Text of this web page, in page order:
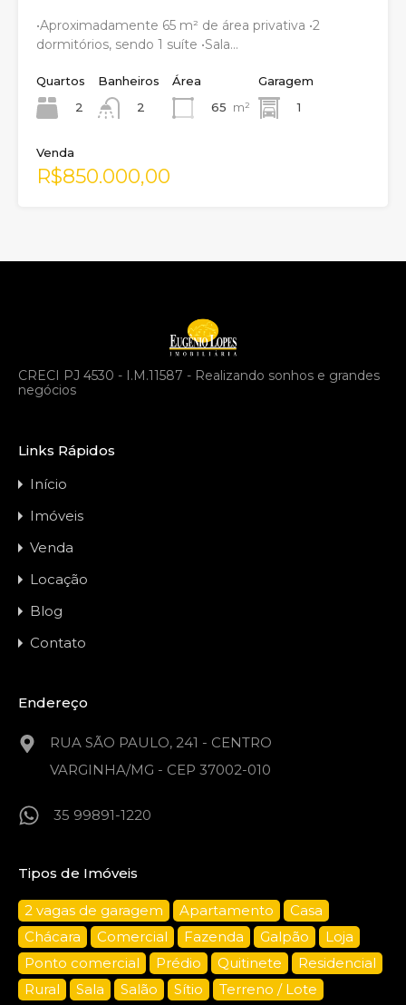
•Aproximadamente 65 m² de área privativa •2
dormitórios, sendo 1 suíte •Sala…
Quartos
2
Banheiros
2
Área
65 m²
Garagem
1
Venda
R$850.000,00
CRECI PJ 4530 - I.M.11587 - Realizando sonhos e grandes
negócios
Links Rápidos
Início
Imóveis
Venda
Locação
Blog
Contato
Endereço
RUA SÃO PAULO, 241 - CENTRO
VARGINHA/MG - CEP 37002-010
35 99891-1220
Tipos de Imóveis
2 vagas de garagem Apartamento
Casa
Chácara
Comercial Fazenda Galpão
Loja
Ponto comercial
Prédio Quitinete
Residencial
Rural
Sala Salão Sítio Terreno / Lote